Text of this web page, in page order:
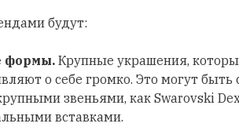
будут:
формы. Крупные украшения,
о себе громко. Это могут быть
звеньями, как Swarovski
вставками.